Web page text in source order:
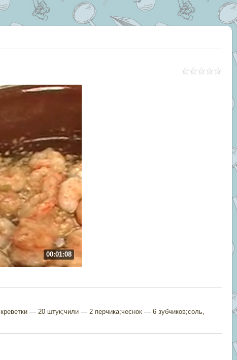
00:01:08
— 20 штук;чили — 2 перчика;чеснок — 6 зубчиков;соль,